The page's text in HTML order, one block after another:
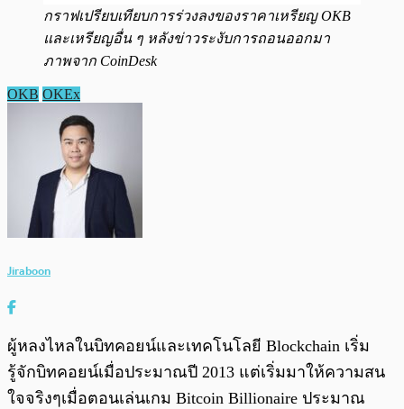
กราฟเปรียบเทียบการร่วงลงของราคาเหรียญ OKB
และเหรียญอื่น ๆ หลังข่าวระงับการถอนออกมา
ภาพจาก CoinDesk
OKB OKEx
Jiraboon
ผู้หลงไหลในบิทคอยน์และเทคโนโลยี Blockchain เริ่ม
รู้จักบิทคอยน์เมื่อประมาณปี 2013 แต่เริ่มมาให้ความสน
ใจจริงๆเมื่อตอนเล่นเกม Bitcoin Billionaire ประมาณ